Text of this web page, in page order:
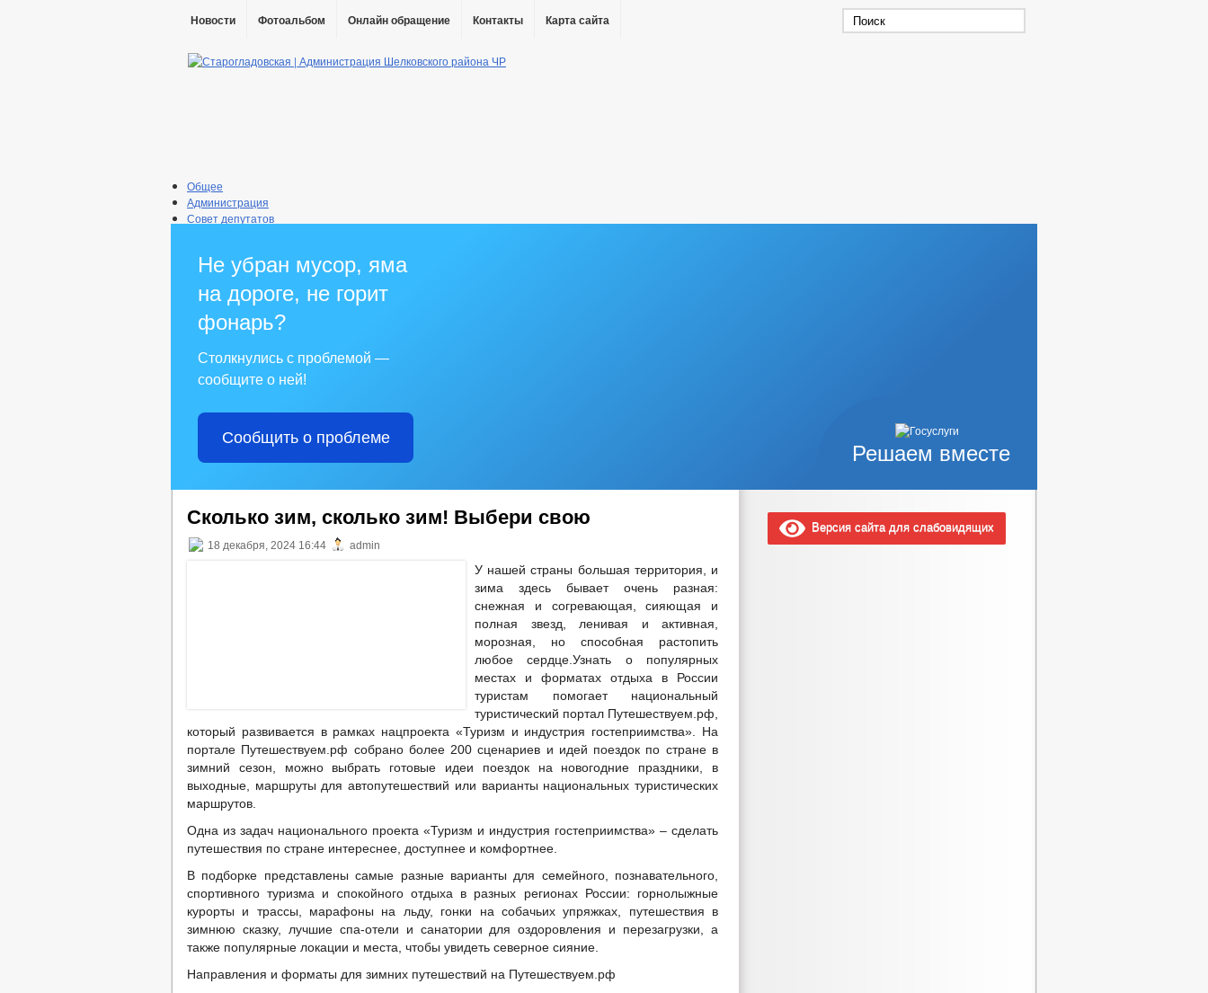
Новости Фотоальбом Онлайн обращение Контакты Карта сайта
Общее
Администрация
Совет депутатов
Бюджет
Прием граждан
Решаем вместе
Не убран мусор, яма
на дороге, не горит
фонарь?
Столкнулись с проблемой —
сообщите о ней!
Сообщить о проблеме
Сколько зим, сколько зим! Выбери свою
18 декабря, 2024 16:44 admin
У нашей страны большая территория, и
зима здесь бывает очень разная:
снежная и согревающая, сияющая и
полная звезд, ленивая и активная,
морозная, но способная растопить
любое сердце.Узнать о популярных
местах и форматах отдыха в России
туристам помогает национальный
туристический портал Путешествуем.рф,
который развивается в рамках нацпроекта «Туризм и индустрия гостеприимства». На
портале Путешествуем.рф собрано более 200 сценариев и идей поездок по стране в
зимний сезон, можно выбрать готовые идеи поездок на новогодние праздники, в
выходные, маршруты для автопутешествий или варианты национальных туристических
маршрутов.
Одна из задач национального проекта «Туризм и индустрия гостеприимства» – сделать
путешествия по стране интереснее, доступнее и комфортнее.
В подборке представлены самые разные варианты для семейного, познавательного,
спортивного туризма и спокойного отдыха в разных регионах России: горнолыжные
курорты и трассы, марафоны на льду, гонки на собачьих упряжках, путешествия в
зимнюю сказку, лучшие спа-отели и санатории для оздоровления и перезагрузки, а
также популярные локации и места, чтобы увидеть северное сияние.
Направления и форматы для зимних путешествий на Путешествуем.рф
Версия сайта для слабовидящих